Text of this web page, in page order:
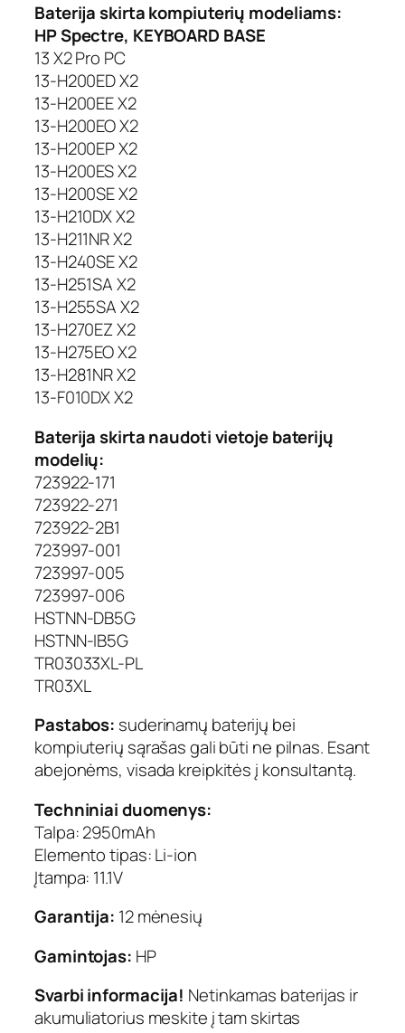
Baterija skirta kompiuterių modeliams:
HP Spectre, KEYBOARD BASE
13 X2 Pro PC
13-H200ED X2
13-H200EE X2
13-H200EO X2
13-H200EP X2
13-H200ES X2
13-H200SE X2
13-H210DX X2
13-H211NR X2
13-H240SE X2
13-H251SA X2
13-H255SA X2
13-H270EZ X2
13-H275EO X2
13-H281NR X2
13-F010DX X2
Baterija skirta naudoti vietoje baterijų
modelių:
723922-171
723922-271
723922-2B1
723997-001
723997-005
723997-006
HSTNN-DB5G
HSTNN-IB5G
TR03033XL-PL
TR03XL
Pastabos: suderinamų baterijų bei
kompiuterių sąrašas gali būti ne pilnas. Esant
abejonėms, visada kreipkitės į konsultantą.
Techniniai duomenys:
Talpa: 2950mAh
Elemento tipas: Li-ion
Įtampa: 11.1V
Garantija: 12 mėnesių
Gamintojas: HP
Svarbi informacija! Netinkamas baterijas ir
akumuliatorius meskite į tam skirtas